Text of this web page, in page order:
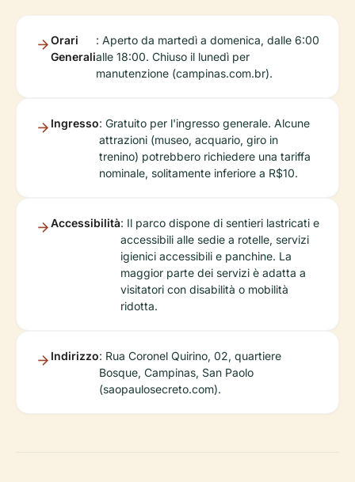
Orari
Generali
: Aperto da martedì a domenica, dalle 6:00
alle 18:00. Chiuso il lunedì per
manutenzione (campinas.com.br).
Ingresso: Gratuito per l'ingresso generale. Alcune
attrazioni (museo, acquario, giro in
trenino) potrebbero richiedere una tariffa
nominale, solitamente inferiore a R$10.
Accessibilità: Il parco dispone di sentieri lastricati e
accessibili alle sedie a rotelle, servizi
igienici accessibili e panchine. La
maggior parte dei servizi è adatta a
visitatori con disabilità o mobilità
ridotta.
Indirizzo: Rua Coronel Quirino, 02, quartiere
Bosque, Campinas, San Paolo
(saopaulosecreto.com).